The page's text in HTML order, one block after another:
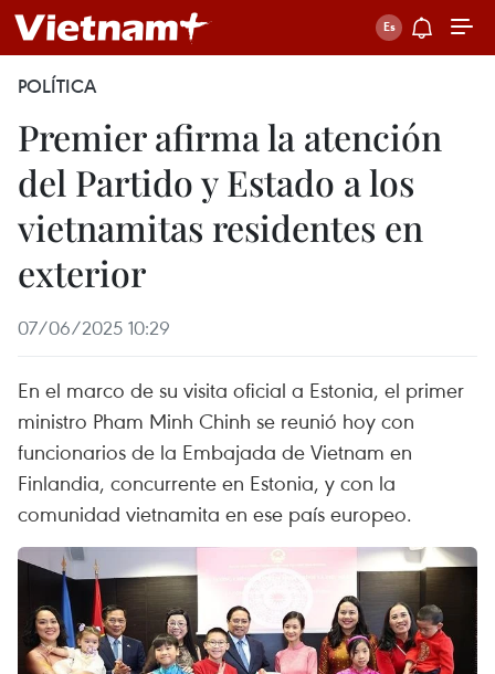
POLÍTICA
Premier afirma la atención
del Partido y Estado a los
vietnamitas residentes en
exterior
07/06/2025 10:29
En el marco de su visita oficial a Estonia, el primer
ministro Pham Minh Chinh se reunió hoy con
funcionarios de la Embajada de Vietnam en
Finlandia, concurrente en Estonia, y con la
comunidad vietnamita en ese país europeo.